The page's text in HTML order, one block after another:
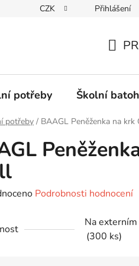
CZK Přihlášení
potřeby Školní
potřeby / BAAGL Peněženka na krk
Podrobnosti hodnocení
Na
(300 ks)